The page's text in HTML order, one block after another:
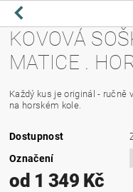
KOVOVÁ
MATICE .
Každý kus je originál - ručně
na horském kole.
Dostupnost
Označení
od 1 349 Kč